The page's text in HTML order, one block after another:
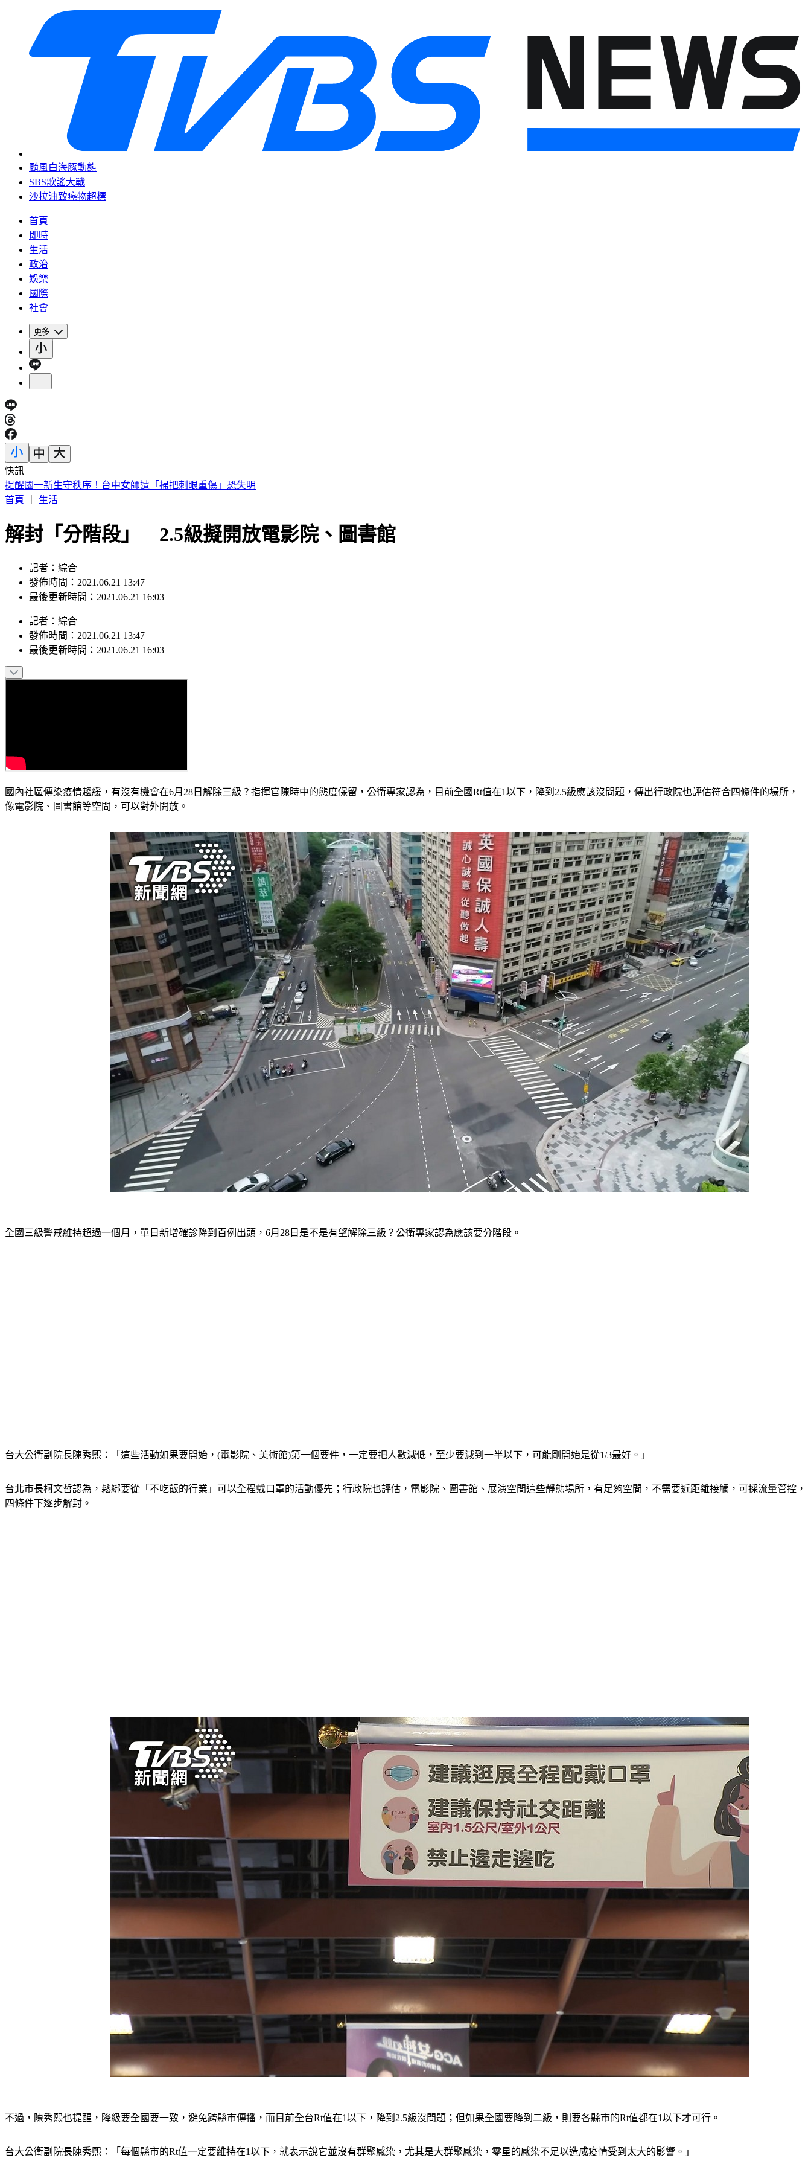
颱風白海豚動態
SBS歌謠大戰
沙拉油致癌物超標
首頁
即時
生活
政治
娛樂
國際
社會
更多
快訊
提醒國一新生守秩序！台中女師遭「掃把刺眼重傷」恐失明
首頁
生活
解封「分階段」 2.5級擬開放電影院、圖書館
記者：綜合
發佈時間：2021.06.21 13:47
最後更新時間：2021.06.21 16:03
記者 ： 綜合
發佈時間： 2021.06.21 13:47
最後更新時間： 2021.06.21 16:03
國內社區傳染疫情趨緩，有沒有機會在6月28日解除三級？指揮官陳時中的態度保留，公衛專家認為，目前全國Rt值在1以下，降到2.5級應該沒問題，傳出行政院也評估符合四條件的場所，
像電影院、圖書館等空間，可以對外開放。
全國三級警戒維持超過一個月，單日新增確診降到百例出頭，6月28日是不是有望解除三級？公衛專家認為應該要分階段。
台大公衛副院長陳秀熙：「這些活動如果要開始，(電影院、美術館)第一個要件，一定要把人數減低，至少要減到一半以下，可能剛開始是從1/3最好。」
台北市長柯文哲認為，鬆綁要從「不吃飯的行業」可以全程戴口罩的活動優先；行政院也評估，電影院、圖書館、展演空間這些靜態場所，有足夠空間，不需要近距離接觸，可採流量管控，
四條件下逐步解封。
不過，陳秀熙也提醒，降級要全國要一致，避免跨縣市傳播，而目前全台Rt值在1以下，降到2.5級沒問題；但如果全國要降到二級，則要各縣市的Rt值都在1以下才可行。
台大公衛副院長陳秀熙：「每個縣市的Rt值一定要維持在1以下，就表示說它並沒有群聚感染，尤其是大群聚感染，零星的感染不足以造成疫情受到太大的影響。」